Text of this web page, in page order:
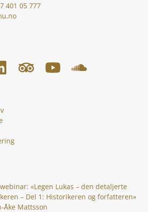
401 05 777
«Legen Lukas – den detaljerte
– Del 1: Historikeren og forfatteren»
Åke Mattsson